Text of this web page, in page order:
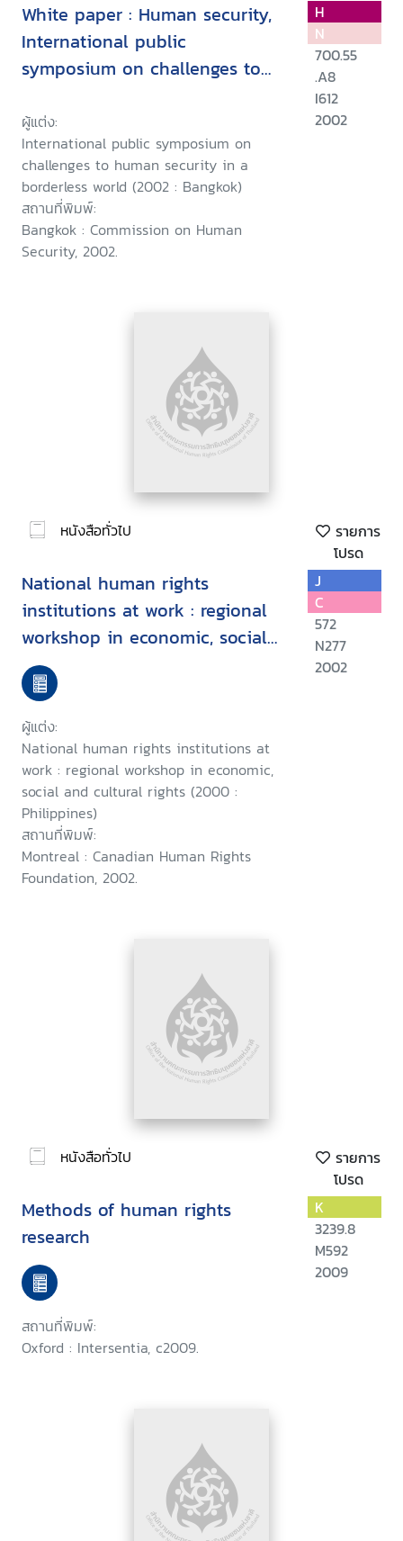
White paper : Human security,
International public
symposium on challenges to
world, 11 December 2002,
Bangkok, Thailand
ผู้แต่ง:
International public symposium on
challenges to human security in a
borderless world (2002 : Bangkok)
สถานที่พิมพ์:
Bangkok : Commission on Human
Security, 2002.
H
N
700.55
.A8
I612
2002
หนังสือทั่วไป
รายการ
โปรด
National human rights
institutions at work : regional
workshop in economic, social
and cultural rights, Manila
Philippines, November 5-11,
2000
ผู้แต่ง:
National human rights institutions at
work : regional workshop in economic,
social and cultural rights (2000 :
Philippines)
สถานที่พิมพ์:
Montreal : Canadian Human Rights
Foundation, 2002.
J
C
572
N277
2002
หนังสือทั่วไป
รายการ
โปรด
Methods of human rights
research
สถานที่พิมพ์:
Oxford : Intersentia, c2009.
K
3239.8
M592
2009